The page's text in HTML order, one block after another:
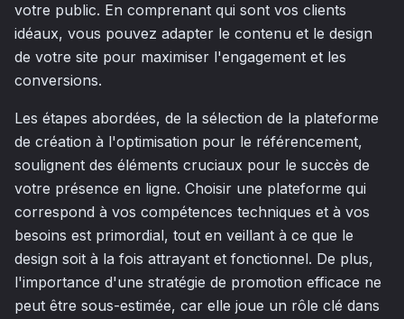
votre public. En comprenant qui sont vos clients
idéaux, vous pouvez adapter le contenu et le design
de votre site pour maximiser l'engagement et les
conversions.
Les étapes abordées, de la sélection de la plateforme
de création à l'optimisation pour le référencement,
soulignent des éléments cruciaux pour le succès de
votre présence en ligne. Choisir une plateforme qui
correspond à vos compétences techniques et à vos
besoins est primordial, tout en veillant à ce que le
design soit à la fois attrayant et fonctionnel. De plus,
l'importance d'une stratégie de promotion efficace ne
peut être sous-estimée, car elle joue un rôle clé dans